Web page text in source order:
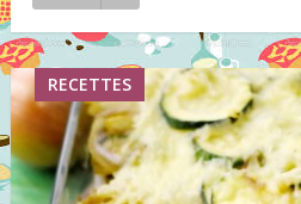
RECETTES